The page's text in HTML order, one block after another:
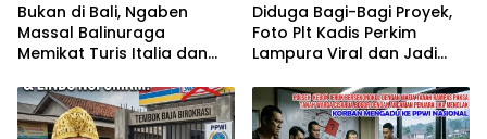
Bukan di Bali, Ngaben
Massal Balinuraga
Memikat Turis Italia dan
Diduga Bagi-Bagi Proyek,
Foto Plt Kadis Perkim
Lampura Viral dan Jadi
Netizen